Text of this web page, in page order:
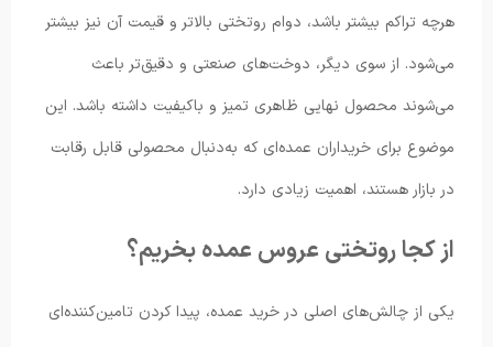
هرچه تراکم بیشتر باشد، دوام روتختی بالاتر و قیمت آن نیز بیشتر
می‌شود. از سوی دیگر، دوخت‌های صنعتی و دقیق‌تر باعث
می‌شوند محصول نهایی ظاهری تمیز و باکیفیت داشته باشد. این
موضوع برای خریداران عمده‌ای که به‌دنبال محصولی قابل رقابت
در بازار هستند، اهمیت زیادی دارد.
از کجا روتختی عروس عمده بخریم؟
یکی از چالش‌های اصلی در خرید عمده، پیدا کردن تامین‌کننده‌ای